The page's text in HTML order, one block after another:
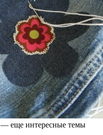
— еще интересные темы